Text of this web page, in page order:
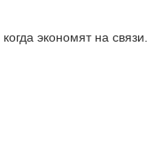
экономят на связи.